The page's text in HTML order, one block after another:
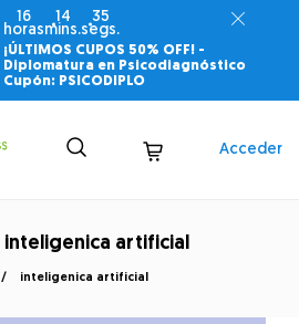
16
horas
14
mins.
34
segs.
¡ÚLTIMOS CUPOS 50% OFF! -
Diplomatura en Psicodiagnóstico
Cupón: PSICODIPLO
Acceder
inteligenica artificial
inteligenica artificial